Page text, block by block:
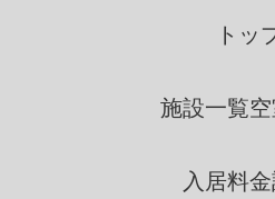
の際に示した利
者間との間で共
トッ
施設一覧
入居料